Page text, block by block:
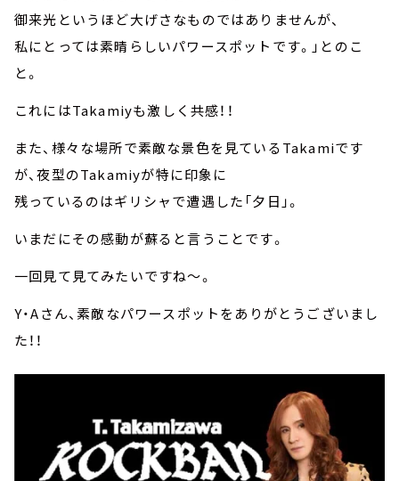
御来光というほど大げさなものではありませんが、
私にとっては素晴らしいパワースポットです。」とのこ
と。
これにはTakamiyも激しく共感！！
また、様々な場所で素敵な景色を見ているTakamiです
が、夜型のTakamiyが特に印象に
残っているのはギリシャで遭遇した「夕日」。
いまだにその感動が蘇ると言うことです。
一回見て見てみたいですね～。
Y・Aさん、素敵なパワースポットをありがとうございまし
た！！